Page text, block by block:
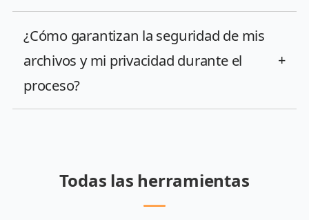
¿Cómo garantizan la seguridad de mis
archivos y mi privacidad durante el
proceso?
+
Todas las herramientas